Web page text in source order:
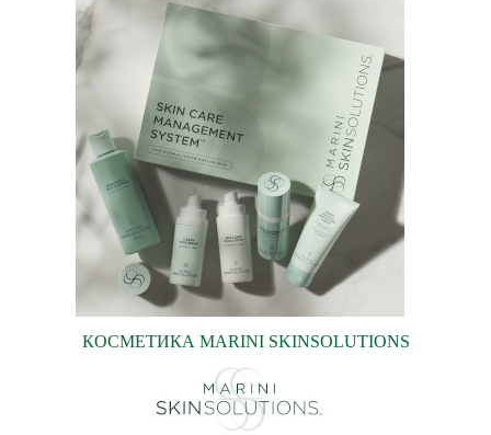
КОСМЕТИКА MARINI SKINSOLUTIONS